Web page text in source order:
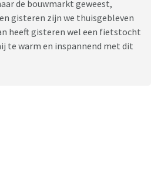
de bouwmarkt geweest,
gisteren zijn we thuisgebleven
heeft gisteren wel een fietstocht
te warm en inspannend met dit